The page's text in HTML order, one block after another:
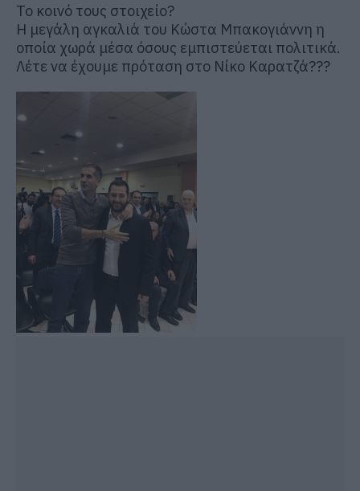
Το κοινό τους στοιχείο?
Η μεγάλη αγκαλιά του Κώστα Μπακογιάννη η
οποία χωρά μέσα όσους εμπιστεύεται πολιτικά.
Λέτε να έχουμε πρόταση στο Νίκο Καρατζά???